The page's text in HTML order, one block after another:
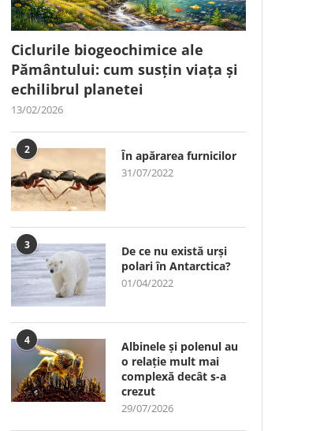
Ciclurile biogeochimice ale
Pământului: cum susțin viața și
echilibrul planetei
13/02/2026
2 În apărarea furnicilor
31/07/2022
3
De ce nu există urși
polari în Antarctica?
01/04/2022
4
Albinele și polenul au
o relație mult mai
complexă decât s-a
crezut
29/07/2026